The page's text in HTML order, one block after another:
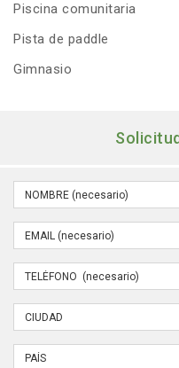
Piscina comunitaria
Pista de paddle
Gimnasio